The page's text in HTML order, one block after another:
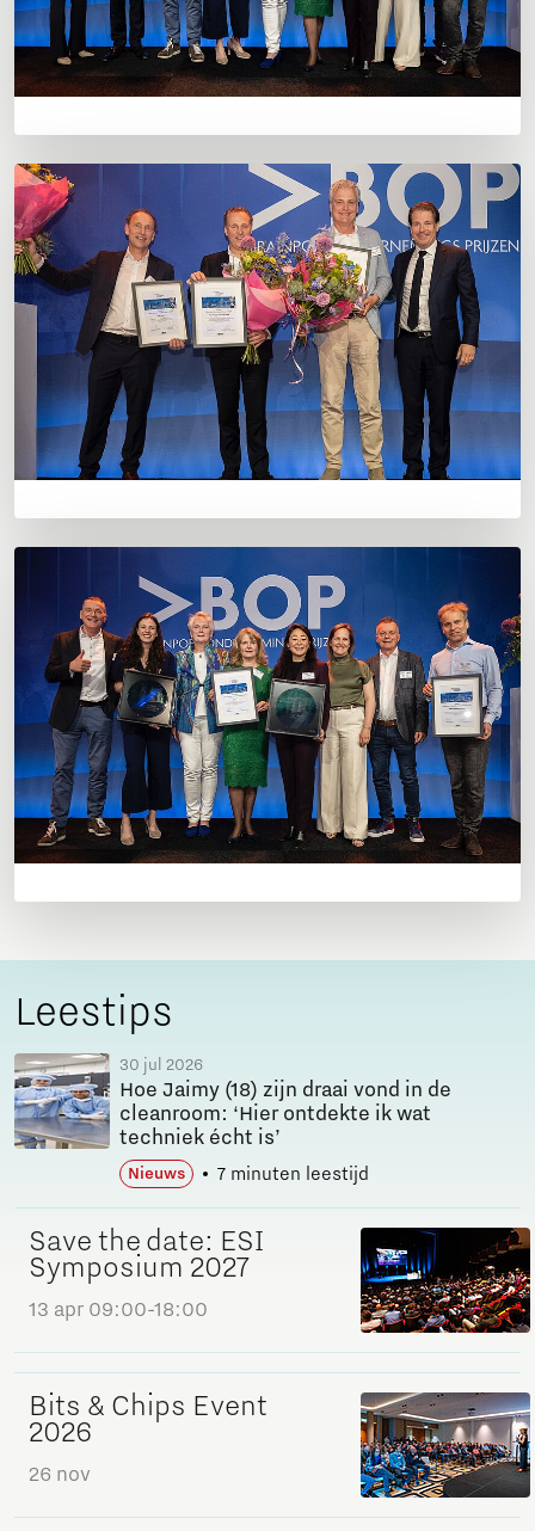
Leestips
30 jul 2026
Hoe Jaimy (18) zijn draai vond in de
cleanroom: ‘Hier ontdekte ik wat
techniek écht is’
Nieuws 7 minuten leestijd
Save the date: ESI
Symposium 2027
13 apr 09:00-18:00
Bits & Chips Event
2026
26 nov